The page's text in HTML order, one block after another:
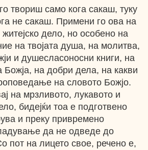
твориш само кога сакаш, туку
не сакаш. Примени го ова на
дело, но особено на
на твојата душа, на молитва,
и душесласоносни книги, на
на добри дела, на какви
на словото Божјо.
на мрзливото, лукавото и
бидејќи тоа е подготвено
и преку привремено
да не одведе до
пот на лицето свое, речено е,